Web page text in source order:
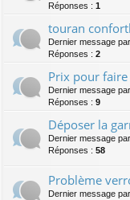
Réponses : 1
touran
Dernier message par
Réponses : 2
Prix pour
Dernier message par
Réponses : 9
Déposer la
Dernier message par
Réponses : 58
Problème
Dernier message par